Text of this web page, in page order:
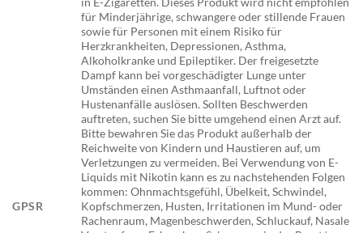
GPSR
für Minderjährige, schwangere oder stillende Frauen
sowie für Personen mit einem Risiko für
Herzkrankheiten, Depressionen, Asthma,
Alkoholkranke und Epileptiker. Der freigesetzte
Dampf kann bei vorgeschädigter Lunge unter
Umständen einen Asthmaanfall, Luftnot oder
Hustenanfälle auslösen. Sollten Beschwerden
auftreten, suchen Sie bitte umgehend einen Arzt auf.
Bitte bewahren Sie das Produkt außerhalb der
Reichweite von Kindern und Haustieren auf, um
Verletzungen zu vermeiden. Bei Verwendung von E-
Liquids mit Nikotin kann es zu nachstehenden Folgen
kommen: Ohnmachtsgefühl, Übelkeit, Schwindel,
Kopfschmerzen, Husten, Irritationen im Mund- oder
Rachenraum, Magenbeschwerden, Schluckauf, Nasale